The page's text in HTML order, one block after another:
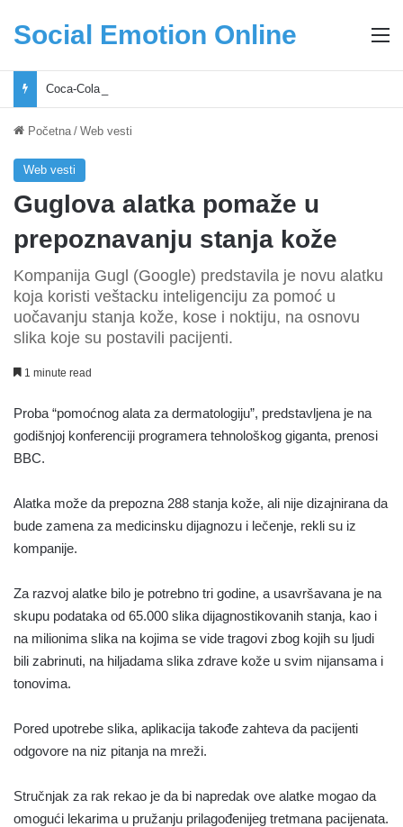
Social Emotion Online
Početna / Web vesti
Web vesti
Guglova alatka pomaže u
prepoznavanju stanja kože
Kompanija Gugl (Google) predstavila je novu alatku
koja koristi veštacku inteligenciju za pomoć u
uočavanju stanja kože, kose i noktiju, na osnovu
slika koje su postavili pacijenti.
1 minute read
Proba “pomoćnog alata za dermatologiju”, predstavljena je na
godišnjoj konferenciji programera tehnološkog giganta, prenosi
BBC.
Alatka može da prepozna 288 stanja kože, ali nije dizajnirana da
bude zamena za medicinsku dijagnozu i lečenje, rekli su iz
kompanije.
Za razvoj alatke bilo je potrebno tri godine, a usavršavana je na
skupu podataka od 65.000 slika dijagnostikovanih stanja, kao i
na milionima slika na kojima se vide tragovi zbog kojih su ljudi
bili zabrinuti, na hiljadama slika zdrave kože u svim nijansama i
tonovima.
Pored upotrebe slika, aplikacija takođe zahteva da pacijenti
odgovore na niz pitanja na mreži.
Stručnjak za rak rekao je da bi napredak ove alatke mogao da
omogući lekarima u pružanju prilagođenijeg tretmana pacijenata.